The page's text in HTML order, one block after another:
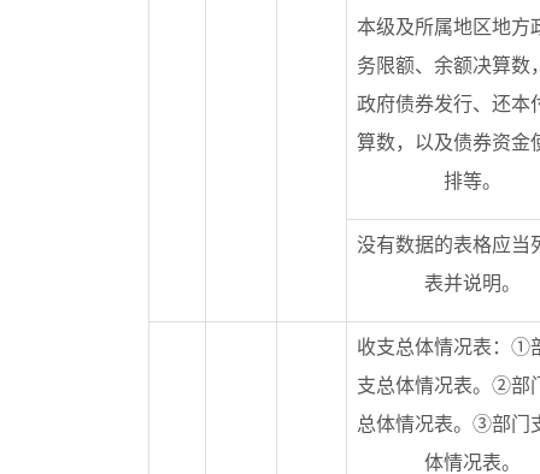
本级及所属地区地方
务限额、余额决算数
政府债券发行、还本
算数，以及债券资金
排等。
没有数据的表格应当
表并说明。
收支总体情况表：①
支总体情况表。②部
总体情况表。③部门
体情况表。